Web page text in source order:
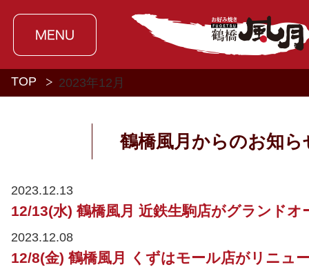
TOP 2023年12月
鶴橋風月からのお知ら
2023.12.13
12/13(水) 鶴橋風月 近鉄生駒店がグランドオ
2023.12.08
12/8(金) 鶴橋風月 くずはモール店がリニュ